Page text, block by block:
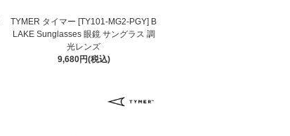
TYMER タイマー [TY101-MG2-PGY] B
LAKE Sunglasses 眼鏡 サングラス 調
光レンズ
9,680円(税込)